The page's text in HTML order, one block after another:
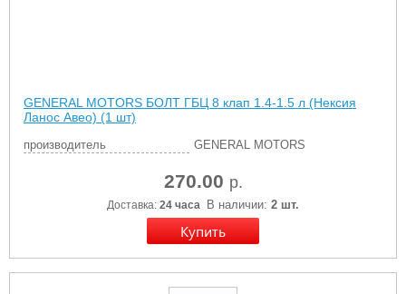
GENERAL MOTORS БОЛТ ГБЦ 8 клап 1.4-1.5 л (Нексия
Ланос Авео) (1 шт)
производитель GENERAL MOTORS
270.00 р.
Доставка: 24 часа В наличии: 2 шт.